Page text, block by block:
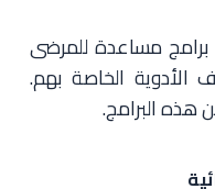
مساعدة للمرضى
الأدوية الخاصة بهم.
البرامج.